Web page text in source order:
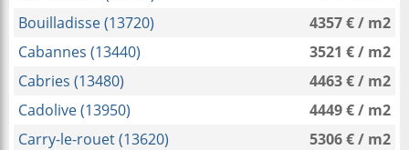
Bouilladisse (13720)
4357 € / m2
Cabannes (13440)
3521 € / m2
Cabries (13480)
4463 € / m2
Cadolive (13950)
4449 € / m2
Carry-le-rouet (13620)
5306 € / m2